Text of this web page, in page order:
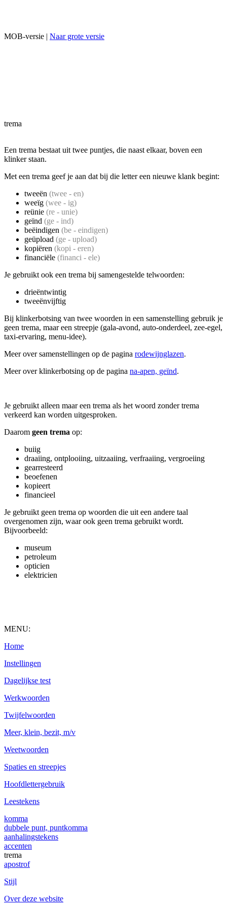
MOB-versie | Naar grote versie
trema
Een trema bestaat uit twee puntjes, die naast elkaar, boven een
klinker staan.
Met een trema geef je aan dat bij die letter een nieuwe klank begint:
tweeën (twee - en)
weeïg (wee - ig)
reünie (re - unie)
geïnd (ge - ind)
beëindigen (be - eindigen)
geüpload (ge - upload)
kopiëren (kopi - eren)
financiële (financi - ele)
Je gebruikt ook een trema bij samengestelde telwoorden:
drieëntwintig
tweeënvijftig
Bij klinkerbotsing van twee woorden in een samenstelling gebruik je
geen trema, maar een streepje (gala-avond, auto-onderdeel, zee-egel,
taxi-ervaring, menu-idee).
Meer over samenstellingen op de pagina rodewijnglazen.
Meer over klinkerbotsing op de pagina na-apen, geïnd.
Je gebruikt alleen maar een trema als het woord zonder trema
verkeerd kan worden uitgesproken.
Daarom geen trema op:
buiig
draaiing, ontplooiing, uitzaaiing, verfraaiing, vergroeiing
gearresteerd
beoefenen
kopieert
financieel
Je gebruikt geen trema op woorden die uit een andere taal
overgenomen zijn, waar ook geen trema gebruikt wordt.
Bijvoorbeeld:
museum
petroleum
opticien
elektricien
MENU:
Home
Instellingen
Dagelijkse test
Werkwoorden
Twijfelwoorden
Meer, klein, bezit, m/v
Weetwoorden
Spaties en streepjes
Hoofdlettergebruik
Leestekens
komma
dubbele punt, puntkomma
aanhalingstekens
accenten
trema
apostrof
Stijl
Over deze website